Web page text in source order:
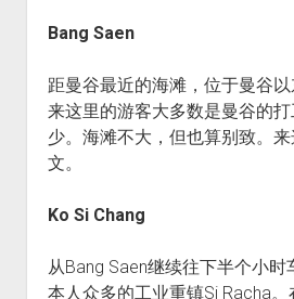
Bang Saen
距曼谷最近的海滩，位于曼谷以
来这里的游客大多数是曼谷的
少。海滩不大，但也算别致。
文。
Ko Si Chang
从Bang Saen继续往下半个小时
本人众多的工业重镇Si Racha